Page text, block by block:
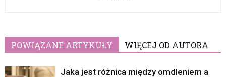
POWIĄZANE ARTYKUŁY WIĘCEJ OD AUTORA
Jaka jest różnica między omdleniem a